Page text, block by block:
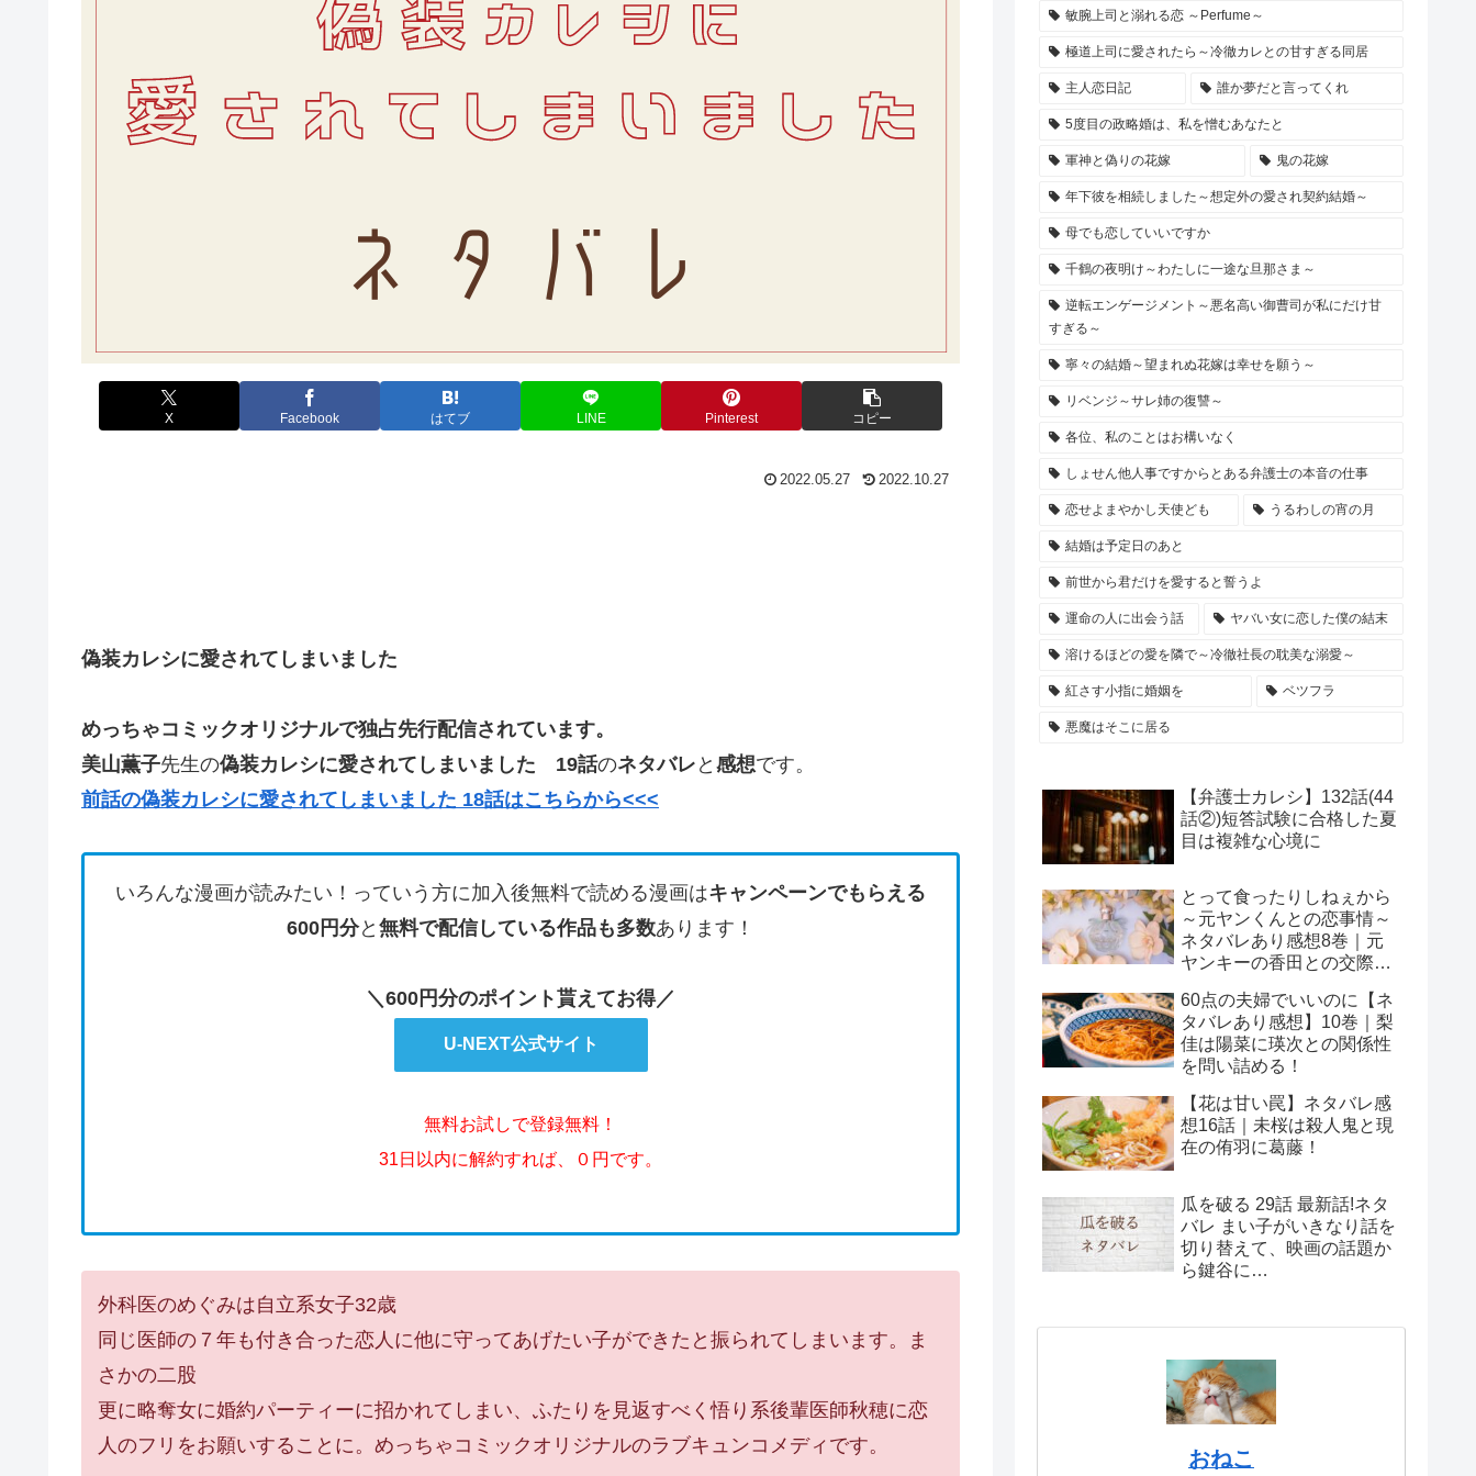
X Facebook はてブ LINE Pinterest コピー
2022.05.27 2022.10.27
偽装カレシに愛されてしまいました
めっちゃコミックオリジナルで独占先行配信されています。
美山薫子先生の偽装カレシに愛されてしまいました 19話のネタバレ と 感想です。
前話の偽装カレシに愛されてしまいました 18話はこちらから<<<
いろんな漫画が読みたい！っていう方に加入後無料で読める漫画はキャンペーンでもらえる
600円分と 無料で配信している作品も多数あります！
＼600円分のポイント貰えてお得／
U-NEXT公式サイト
無料お試しで登録無料！
31日以内に解約すれば、０円です。
外科医のめぐみは自立系女子32歳
同じ医師の７年も付き合った恋人に他に守ってあげたい子ができたと振られてしまいます。ま
さかの二股
更に略奪女に婚約パーティーに招かれてしまい、ふたりを見返すべく悟り系後輩医師秋穂に恋
人のフリをお願いすることに。めっちゃコミックオリジナルのラブキュンコメディです。
敏腕上司と溺れる恋 ～Perfume～
極道上司に愛されたら～冷徹カレとの甘すぎる同居
主人恋日記 誰か夢だと言ってくれ
5度目の政略婚は、私を憎むあなたと
軍神と偽りの花嫁 鬼の花嫁
年下彼を相続しました～想定外の愛され契約結婚～
母でも恋していいですか
千鶴の夜明け～わたしに一途な旦那さま～
逆転エンゲージメント～悪名高い御曹司が私にだけ甘
すぎる～
寧々の結婚～望まれぬ花嫁は幸せを願う～
リベンジ～サレ姉の復讐～
各位、私のことはお構いなく
しょせん他人事ですからとある弁護士の本音の仕事
恋せよまやかし天使ども うるわしの宵の月
結婚は予定日のあと
前世から君だけを愛すると誓うよ
運命の人に出会う話 ヤバい女に恋した僕の結末
溶けるほどの愛を隣で～冷徹社長の耽美な溺愛～
紅さす小指に婚姻を ベツフラ
悪魔はそこに居る
【弁護士カレシ】132話(44
話②)短答試験に合格した夏
目は複雑な心境に
とって食ったりしねぇから
～元ヤンくんとの恋事情～
ネタバレあり感想8巻｜元
ヤンキーの香田との交際に
60点の夫婦でいいのに【ネ
タバレあり感想】10巻｜梨
佳は陽菜に瑛次との関係性
を問い詰める！
【花は甘い罠】ネタバレ感
想16話｜未桜は殺人鬼と現
在の侑羽に葛藤！
瓜を破る 29話 最新話!ネタ
バレ まい子がいきなり話を
切り替えて、映画の話題か
ら鍵谷に…
おねこ